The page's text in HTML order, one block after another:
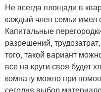
Не всегда площади в
каждый член семьи имел
Капитальные
разрешений,
того, такой вариант
все на круги своя будет
комнату можно при
сегодня выбор